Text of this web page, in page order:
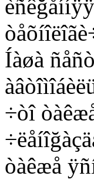
Íàøà
÷òî
òàêæå